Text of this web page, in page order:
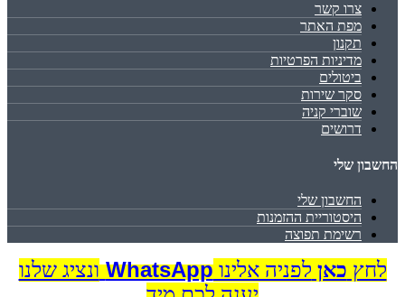
צרו קשר
מפת האתר
תקנון
מדיניות הפרטיות
ביטולים
סקר שירות
שוברי קניה
דרושים
החשבון שלי
החשבון שלי
היסטוריית ההזמנות
רשימת תפוצה
לחץ כאן לפניה אלינוWhatsApp ונציג שלנו